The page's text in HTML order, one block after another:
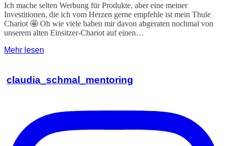
Ich mache selten Werbung für Produkte, aber eine meiner
Investitionen, die ich vom Herzen gerne empfehle ist mein Thule
Chariot 🤩 Oh wie viele haben mir davon abgeraten nochmal von
unserem alten Einsitzer-Chariot auf einen…
Mehr lesen
claudia_schmal_mentoring